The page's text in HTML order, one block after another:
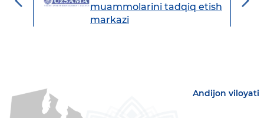
muammolarini tadqiq etish
markazi
Andijon viloyati